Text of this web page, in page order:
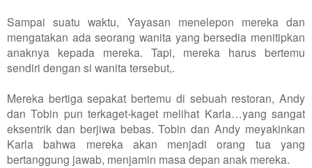
Sampai suatu waktu, Yayasan menelepon mereka dan
mengatakan ada seorang wanita yang bersedia menitipkan
anaknya kepada mereka. Tapi, mereka harus bertemu
sendiri dengan si wanita tersebut,.
Mereka bertiga sepakat bertemu di sebuah restoran, Andy
dan Tobin pun terkaget-kaget melihat Karla…yang sangat
eksentrik dan berjiwa bebas. Tobin dan Andy meyakinkan
Karla bahwa mereka akan menjadi orang tua yang
bertanggung jawab, menjamin masa depan anak mereka.